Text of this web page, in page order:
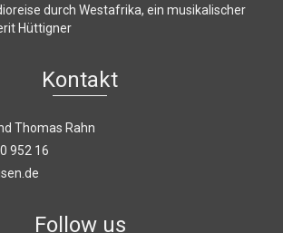
durch Westafrika, ein musikalischer
Hüttigner
Kontakt
Thomas Rahn
952 16
Follow us